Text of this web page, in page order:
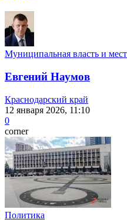
Муниципальная власть и
Евгений Наумов
Краснодарский край
12 января 2026, 11:10
0
corner
Политика